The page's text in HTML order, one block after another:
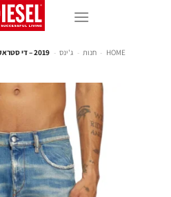
HOME
- חנות - ג'ינס - 2019 – די סטראקט ג׳ינס בגזרה צרה – כחול בהיר